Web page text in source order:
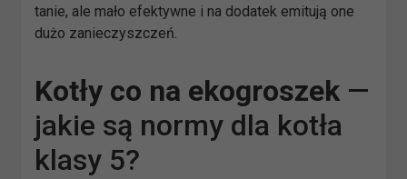
tanie, ale mało efektywne i na dodatek emitują one
dużo zanieczyszczeń.
Kotły co na ekogroszek—
jakie są normy dla kotła
klasy 5?